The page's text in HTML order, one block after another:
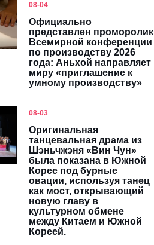
08-04
Официально
представлен проморолик
Всемирной конференции
по производству 2026
года: Аньхой направляет
миру «приглашение к
умному производству»
08-03
Оригинальная
танцевальная драма из
Шэньчжэня «Вин Чун»
была показана в Южной
Корее под бурные
овации, используя танец
как мост, открывающий
новую главу в
культурном обмене
между Китаем и Южной
Кореей.